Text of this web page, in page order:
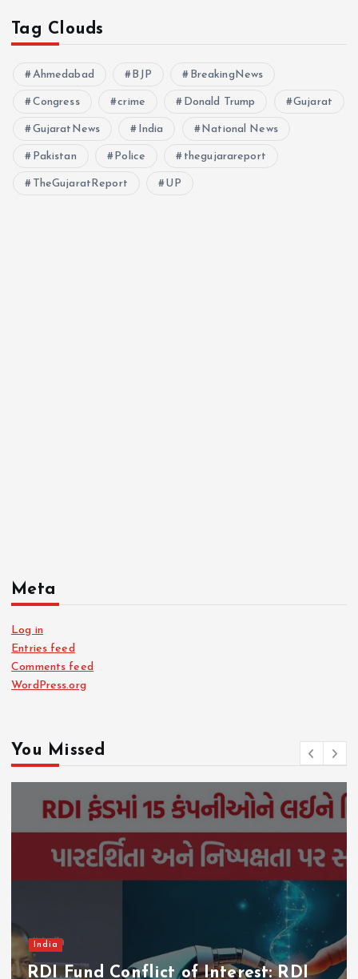
Tag Clouds
Ahmedabad BJP BreakingNews
Congress crime Donald Trump Gujarat
GujaratNews India National News
Pakistan Police thegujarareport
TheGujaratReport UP
Meta
Log in
Entries feed
Comments feed
WordPress.org
You Missed
India
RDI Fund Conflict of Interest: RDI